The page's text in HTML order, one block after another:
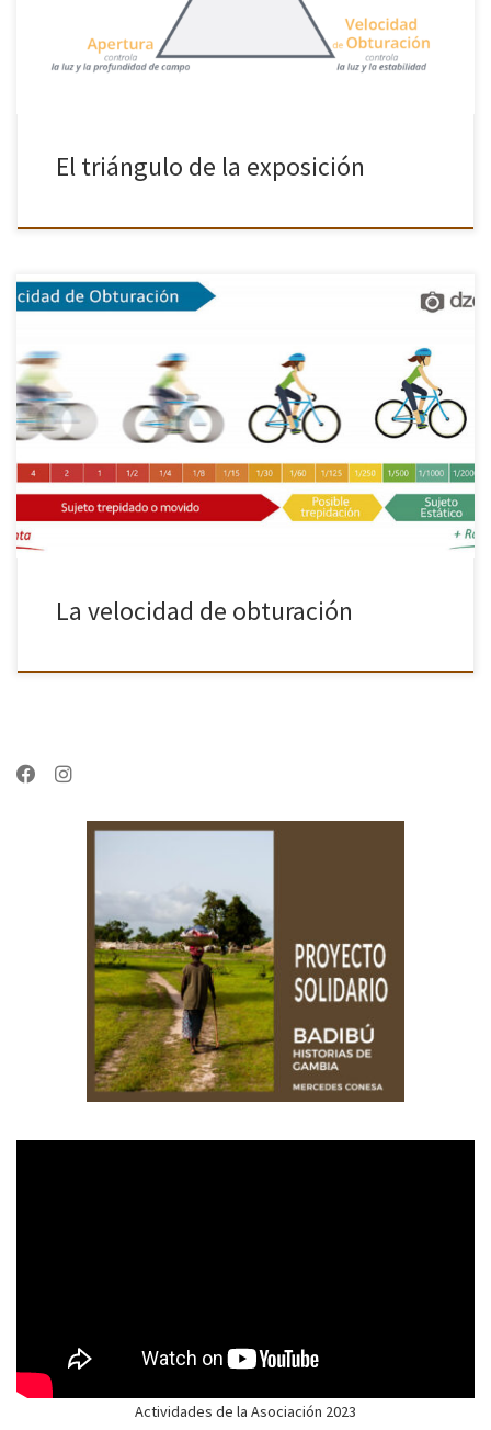
El triángulo de la exposición
De nuevo, nuestra página amiga DZOOM nos da una clase de
técnica fotográfica muy interesante. Se llama Aprende a Dominar
la Velocidad de Obturación en Cualquier Situación y merece la
La velocidad de obturación
Actividades de la Asociación 2023